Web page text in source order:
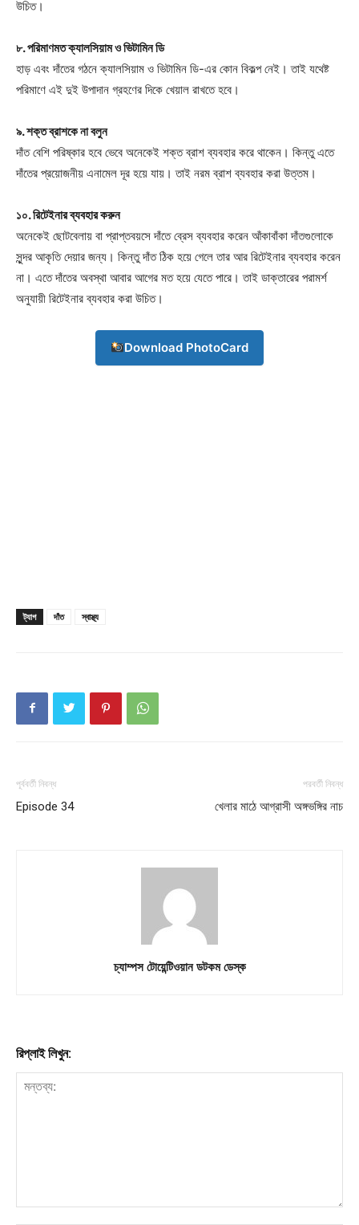
Champs21
Company
উচিত।
৮. পরিমাণমত ক্যালসিয়াম ও ভিটামিন ডি
হাড় এবং দাঁতের গঠনে ক্যালসিয়াম ও ভিটামিন ডি-এর কোন বিকল্প নেই। তাই যথেষ্ট
পরিমাণে এই দুই উপাদান গ্রহণের দিকে খেয়াল রাখতে হবে।
৯. শক্ত ব্রাশকে না বলুন
দাঁত বেশি পরিষ্কার হবে ভেবে অনেকেই শক্ত ব্রাশ ব্যবহার করে থাকেন। কিন্তু এতে
দাঁতের প্রয়োজনীয় এনামেল দূর হয়ে যায়। তাই নরম ব্রাশ ব্যবহার করা উত্তম।
১০. রিটেইনার ব্যবহার করুন
অনেকেই ছোটবেলায় বা প্রাপ্তবয়সে দাঁতে ব্রেস ব্যবহার করেন আঁকাবাঁকা দাঁতগুলোকে
সুন্দর আকৃতি দেয়ার জন্য। কিন্তু দাঁত ঠিক হয়ে গেলে তার আর রিটেইনার ব্যবহার করেন
না। এতে দাঁতের অবস্থা আবার আগের মত হয়ে যেতে পারে। তাই ডাক্তারের পরামর্শ
অনুযায়ী রিটেইনার ব্যবহার করা উচিত।
Download PhotoCard
ট্যাগ দাঁত স্বাস্থ্য
পূর্ববর্তী নিবন্ধ
Episode 34
পরবর্তী নিবন্ধ
খেলার মাঠে আগ্রাসী অঙ্গভঙ্গির নাচ
চ্যাম্পস টোয়েন্টিওয়ান ডটকম ডেস্ক
রিপ্লাই লিখুন: